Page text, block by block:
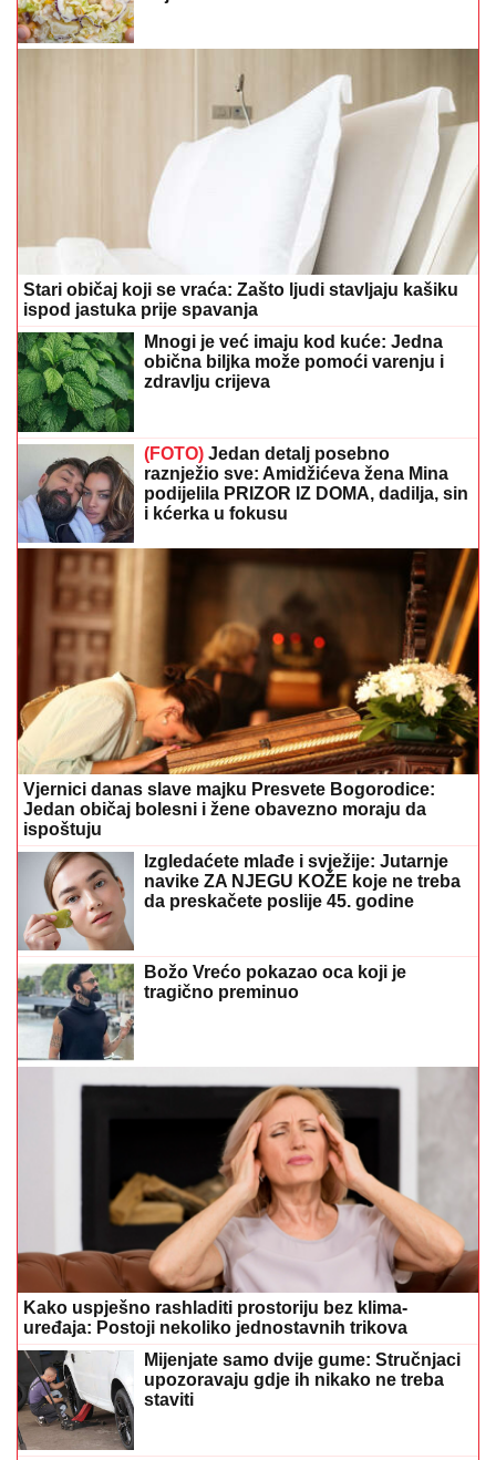
Stari običaj koji se vraća: Zašto ljudi stavljaju kašiku
ispod jastuka prije spavanja
Mnogi je već imaju kod kuće: Jedna
obična biljka može pomoći varenju i
zdravlju crijeva
(FOTO) Jedan detalj posebno
raznježio sve: Amidžićeva žena Mina
podijelila PRIZOR IZ DOMA, dadilja, sin
i kćerka u fokusu
Vjernici danas slave majku Presvete Bogorodice:
Jedan običaj bolesni i žene obavezno moraju da
ispoštuju
Izgledaćete mlađe i svježije: Jutarnje
navike ZA NJEGU KOŽE koje ne treba
da preskačete poslije 45. godine
Božo Vrećo pokazao oca koji je
tragično preminuo
Kako uspješno rashladiti prostoriju bez klima-
uređaja: Postoji nekoliko jednostavnih trikova
Mijenjate samo dvije gume: Stručnjaci
upozoravaju gdje ih nikako ne treba
staviti